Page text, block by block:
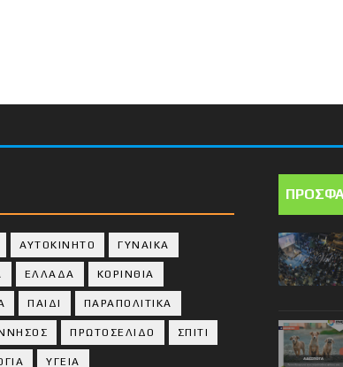
ΑΥΤΟΚΙΝΗΤΟ ΓΥΝΑΙΚΑ
ΕΛΛΑΔΑ ΚΟΡΙΝΘΙΑ
ΠΑΙΔΙ ΠΑΡΑΠΟΛΙΤΙΚΑ
ΠΡΩΤΟΣΕΛΙΔΟ ΣΠΙΤΙ
ΥΓΕΙΑ